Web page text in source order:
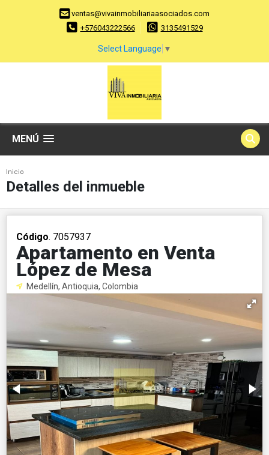
ventas@vivainmobiliariaasociados.com
+576043222566
3135491529
Select Language ▼
MENÚ
Inicio
Detalles del inmueble
Código. 7057937
Apartamento en Venta
López de Mesa
Medellín, Antioquia, Colombia